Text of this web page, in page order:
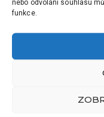
nebo odvolání souhlasu
funkce.
NAŠE VÝLETY –